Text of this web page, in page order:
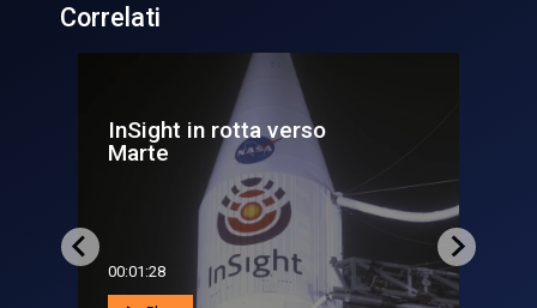
Correlati
Luna Bites, verso la Luna un
morso alla volta - Punt...
00:01:09